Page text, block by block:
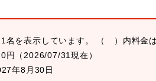
名を表示しています。 （ ）内料金
円（2026/07/31現在）
年8月30日